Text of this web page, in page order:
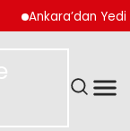
Ankara’dan Yedi